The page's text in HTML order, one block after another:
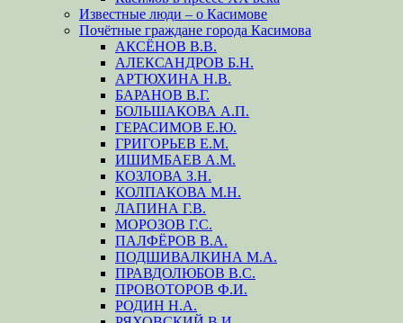
Известные люди – о Касимове
Почётные граждане города Касимова
АКСЁНОВ В.В.
АЛЕКСАНДРОВ Б.Н.
АРТЮХИНА Н.В.
БАРАНОВ В.Г.
БОЛЬШАКОВА А.П.
ГЕРАСИМОВ Е.Ю.
ГРИГОРЬЕВ Е.М.
ИШИМБАЕВ А.М.
КОЗЛОВА З.Н.
КОЛПАКОВА М.Н.
ЛАПИНА Г.В.
МОРОЗОВ Г.С.
ПАЛФЁРОВ В.А.
ПОДШИВАЛКИНА М.А.
ПРАВДОЛЮБОВ В.С.
ПРОВОТОРОВ Ф.И.
РОДИН Н.А.